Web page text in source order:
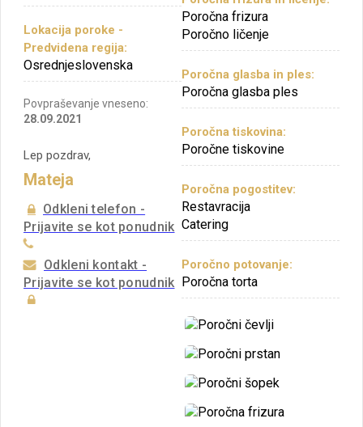
Lokacija poroke -
Predvidena regija:
Osrednjeslovenska
Povpraševanje vneseno:
28.09.2021
Lep pozdrav,
Mateja
Odkleni telefon -
Prijavite se kot ponudnik
Odkleni kontakt -
Prijavite se kot ponudnik
Poročna frizura
Poročno ličenje
Poročna glasba in ples:
Poročna glasba ples
Poročna tiskovina:
Poročne tiskovine
Poročna pogostitev:
Restavracija
Catering
Poročno potovanje:
Poročna torta